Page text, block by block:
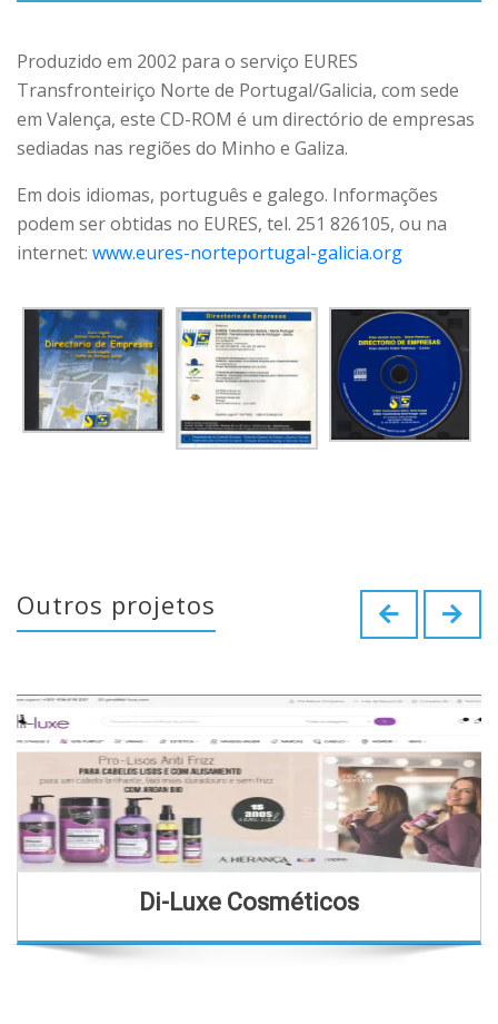
Produzido em 2002 para o serviço EURES
Transfronteiriço Norte de Portugal/Galicia, com sede
em Valença, este CD-ROM é um directório de empresas
sediadas nas regiões do Minho e Galiza.
Em dois idiomas, português e galego. Informações
podem ser obtidas no EURES, tel. 251 826105, ou na
internet: www.eures-norteportugal-galicia.org
Outros projetos
Di-Luxe Cosméticos